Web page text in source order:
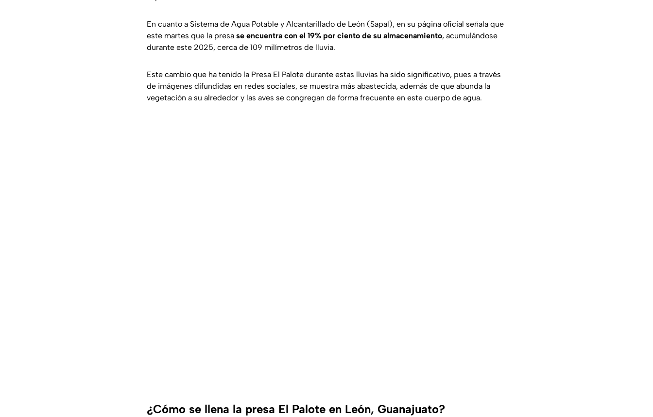
En cuanto a Sistema de Agua Potable y Alcantarillado de León (Sapal), en su página oficial señala que
este martes que la presa se encuentra con el 19% por ciento de su almacenamiento, acumulándose
durante este 2025, cerca de 109 milímetros de lluvia.
Este cambio que ha tenido la Presa El Palote durante estas lluvias ha sido significativo, pues a través
de imágenes difundidas en redes sociales, se muestra más abastecida, además de que abunda la
vegetación a su alrededor y las aves se congregan de forma frecuente en este cuerpo de agua.
¿Cómo se llena la presa El Palote en León, Guanajuato?